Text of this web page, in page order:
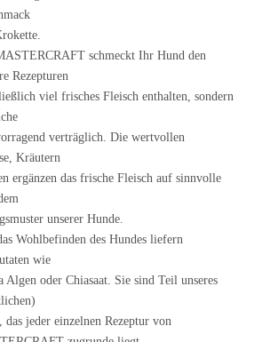
schmeckt Ihr Hund den
Rezepturen
viel frisches Fleisch enthalten, sondern
verträglich. Die wertvollen
Kräutern
ergänzen das frische Fleisch auf sinnvolle
unserer Hunde.
Wohlbefinden des Hundes liefern
wie
Algen oder Chiasaat. Sie sind Teil unseres
das jeder einzelnen Rezeptur von